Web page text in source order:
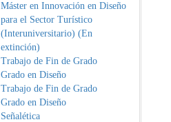
Máster en Innovación en Diseño
para el Sector Turístico
(Interuniversitario) (En
extinción)
Trabajo de Fin de Grado
Grado en Diseño
Trabajo de Fin de Grado
Grado en Diseño
Señalética